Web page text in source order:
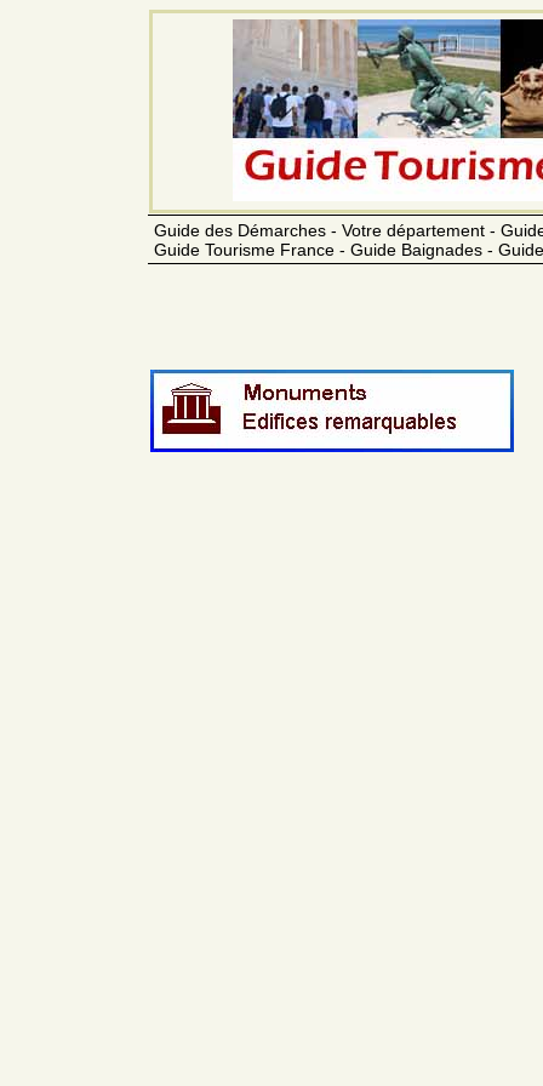
Guide des Démarches - Votre département -
Guide Tourisme France - Guide Baignades -